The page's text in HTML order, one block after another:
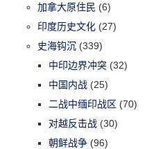
加拿大原住民 (6)
印度历史文化 (27)
史海钩沉 (339)
中印边界冲突 (32)
中国内战 (25)
二战中缅印战区 (70)
对越反击战 (30)
朝鲜战争 (96)